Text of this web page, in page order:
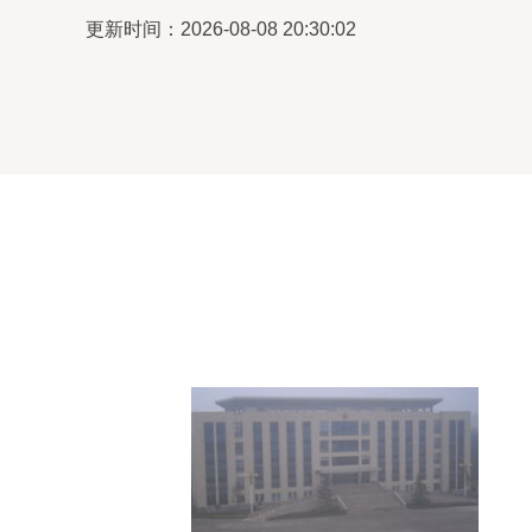
更新时间：2026-08-08 20:30:02